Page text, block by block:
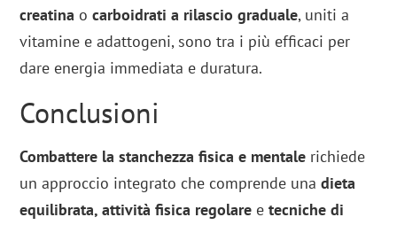
creatina ocarboidrati a rilascio graduale, uniti a
vitamine e adattogeni, sono tra i più efficaci per
dare energia immediata e duratura.
Conclusioni
Combattere la stanchezza fisica e mentale richiede
un approccio integrato che comprende unadieta
equilibrata, attività fisica regolare e tecniche di